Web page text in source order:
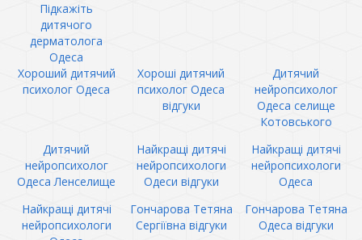
Підкажіть
дитячого
дерматолога
Одеса
Хороший дитячий
психолог Одеса
Хороші дитячий
психолог Одеса
відгуки
Дитячий
нейропсихолог
Одеса селище
Котовського
Дитячий
нейропсихолог
Одеса Ленселище
Найкращі дитячі
нейропсихологи
Одеси відгуки
Найкращі дитячі
нейропсихологи
Одеса
Найкращі дитячі
нейропсихологи
Гончарова Тетяна
Сергіївна відгуки
Гончарова Тетяна
Одеса відгуки